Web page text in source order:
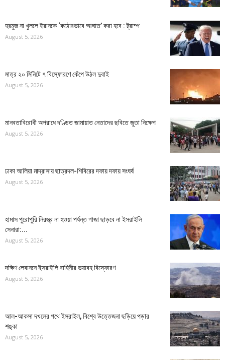
হরমুজ না খুললে ইরানকে ‘কঠোরভাবে আঘাত’ করা হবে : ট্রাম্প
August 5, 2026
মাত্র ২০ মিনিটে ৭ বিস্ফোরণে কেঁপে উঠল দুবাই
August 5, 2026
মানবতাবিরোধী অপরাধে দণ্ডিত জামায়াত নেতাদের ছবিতে জুতা নিক্ষেপ
August 5, 2026
ঢাকা আলিয়া মাদ্রাসায় ছাত্রদল-শিবিরের দফায় দফায় সংঘর্ষ
August 5, 2026
হামাস পুরোপুরি নিরস্ত্র না হওয়া পর্যন্ত গাজা ছাড়বে না ইসরাইলি
সেনারা:...
August 5, 2026
দক্ষিণ লেবাননে ইসরাইলি বাহিনীর ভয়াবহ বিস্ফোরণ
August 5, 2026
আল-আকসা দখলের পথে ইসরাইল, বিশ্বে উত্তেজনা ছড়িয়ে পড়ার
শঙ্কা
August 5, 2026